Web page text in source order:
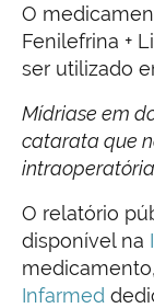
O
Fenilefrina +
ser utilizado
Mídriase em
catarata que
O relatório
disponível na
Infarmed